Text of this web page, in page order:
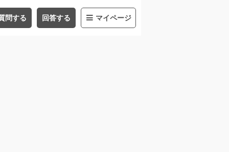
問する 回答する マイページ